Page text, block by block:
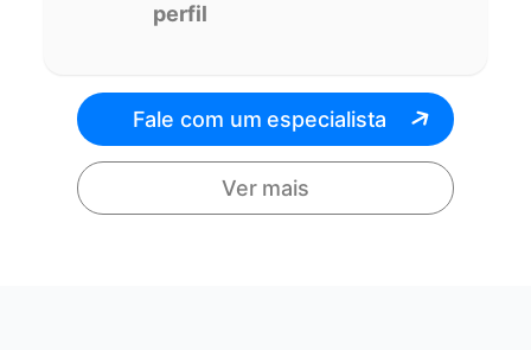
perfil
Fale com um especialista
Ver mais